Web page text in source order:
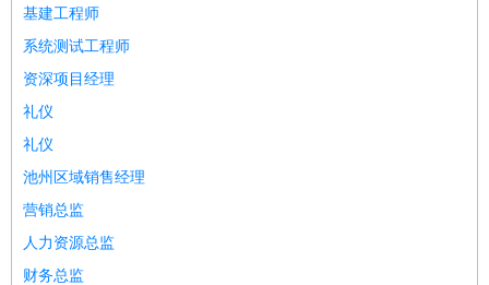
基建工程师
系统测试工程师
资深项目经理
礼仪
礼仪
池州区域销售经理
营销总监
人力资源总监
财务总监